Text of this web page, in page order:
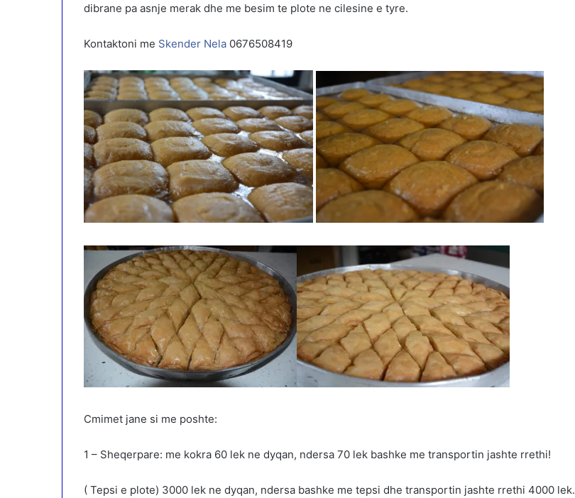
dibrane pa asnje merak dhe me besim te plote ne cilesine e tyre.
Kontaktoni me Skender Nela 0676508419
Cmimet jane si me poshte:
1 – Sheqerpare: me kokra 60 lek ne dyqan, ndersa 70 lek bashke me transportin jashte rrethi!
( Tepsi e plote) 3000 lek ne dyqan, ndersa bashke me tepsi dhe transportin jashte rrethi 4000 lek.